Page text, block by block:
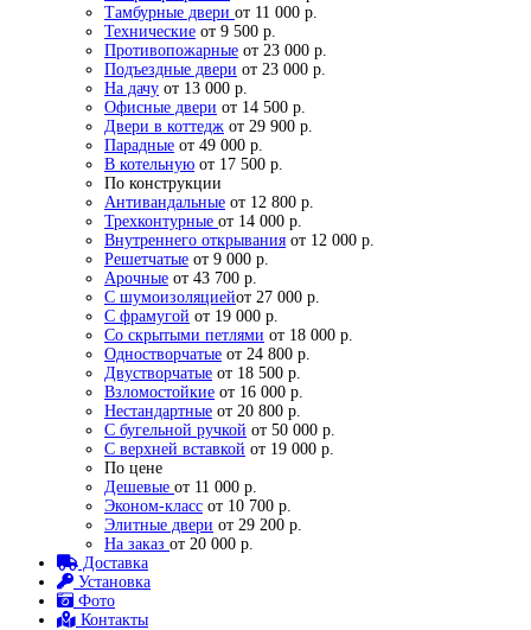
Тамбурные двери от 11 000 р.
Технические от 9 500 р.
Противопожарные от 23 000 р.
Подъездные двери от 23 000 р.
На дачу от 13 000 р.
Офисные двери от 14 500 р.
Двери в коттедж от 29 900 р.
Парадные от 49 000 р.
В котельную от 17 500 р.
По конструкции
Антивандальные от 12 800 р.
Трехконтурные от 14 000 р.
Внутреннего открывания от 12 000 р.
Решетчатые от 9 000 р.
Арочные от 43 700 р.
С шумоизоляциейот 27 000 р.
С фрамугой от 19 000 р.
Со скрытыми петлями от 18 000 р.
Одностворчатые от 24 800 р.
Двустворчатые от 18 500 р.
Взломостойкие от 16 000 р.
Нестандартные от 20 800 р.
С бугельной ручкой от 50 000 р.
С верхней вставкой от 19 000 р.
По цене
Дешевые от 11 000 р.
Эконом-класс от 10 700 р.
Элитные двери от 29 200 р.
На заказ от 20 000 р.
Доставка
Установка
Фото
Контакты